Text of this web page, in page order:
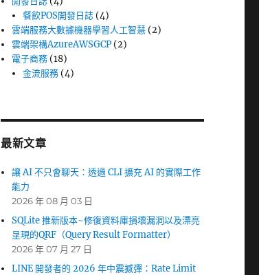
餐飲POS開發日誌 (4)
雲端服務大數據機器學習人工智慧 (2)
雲端架構AzureAWSGCP (2)
電子商務 (18)
金流服務 (4)
最新文章
讓 AI 不只會聊天：透過 CLI 擴充 AI 的實際工作
能力
2026 年 08 月 03 日
SQLite 推新版本~修復資料庫損壞漏洞以及漂亮
呈現的QRF（Query Result Formatter）
2026 年 07 月 27 日
LINE 開發者的 2026 年中震撼彈：Rate Limit